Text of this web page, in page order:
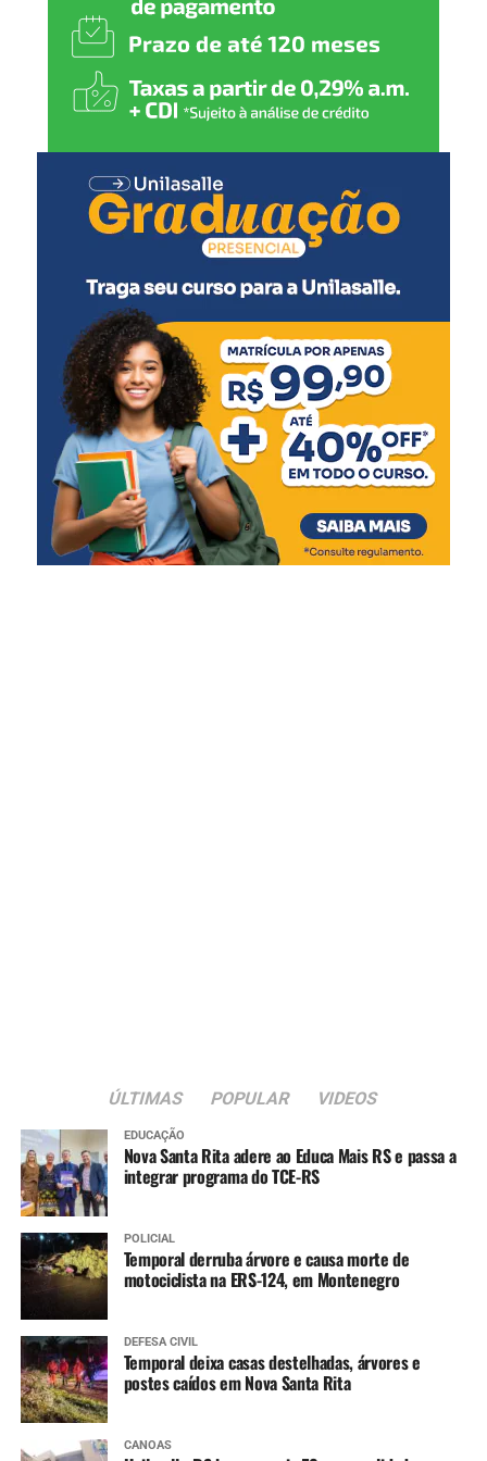
afirmou.
A Prefeitura reforça o convite para que os moradores do
bairro Sanga Funda e regiões próximas participem do
ÚLTIMAS POPULAR VIDEOS
EDUCAÇÃO
Nova Santa Rita adere ao Educa Mais RS e passa a
integrar programa do TCE-RS
POLICIAL
Temporal derruba árvore e causa morte de
motociclista na ERS-124, em Montenegro
DEFESA CIVIL
Temporal deixa casas destelhadas, árvores e
postes caídos em Nova Santa Rita
CANOAS